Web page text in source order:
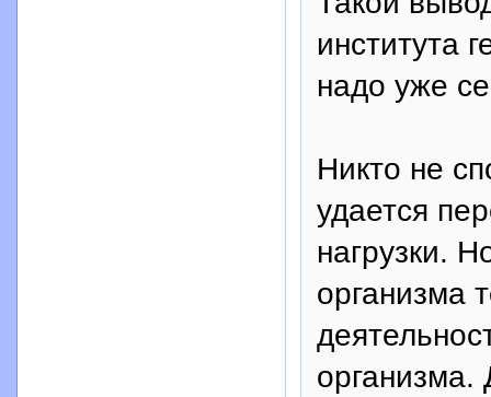
института
надо уже
Никто не
удается
нагрузки.
организма
организма.